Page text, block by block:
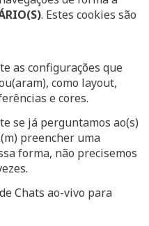
. Estes cookies são
as configurações que
como layout,
e cores.
se já perguntamos ao(s)
preencher uma
forma, não precisemos
Chats ao-vivo para